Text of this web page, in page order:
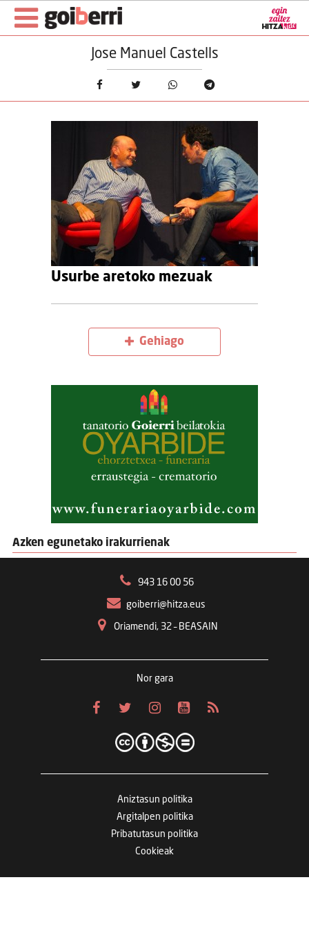
Jose Manuel Castells
Usurbe aretoko mezuak
Gehiago
Azken egunetako irakurrienak
943 16 00 56
goiberri@hitza.eus
Oriamendi, 32 – BEASAIN
Nor gara
Aniztasun politika
Argitalpen politika
Pribatutasun politika
Cookieak